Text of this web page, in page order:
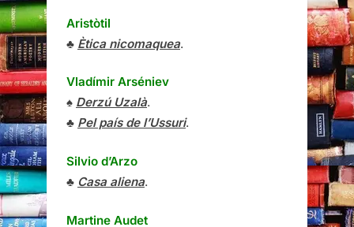
Aristòtil
♣ Ètica nicomaquea.
Vladímir Arséniev
♠ Derzú Uzalà.
♣ Pel país de l’Ussuri.
Silvio d’Arzo
♣ Casa aliena.
Martine Audet